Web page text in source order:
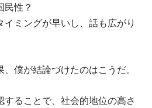
民性？
ミングが早いし、話も広がり
僕が結論づけたのはこうだ。
することで、社会的地位の高さ